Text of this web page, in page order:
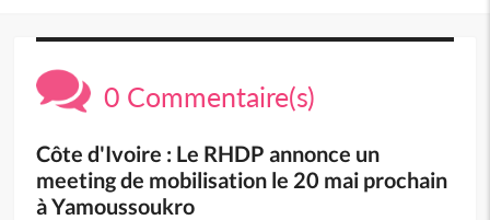
0 Commentaire(s)
Côte d'Ivoire : Le RHDP annonce un
meeting de mobilisation le 20 mai prochain
à Yamoussoukro